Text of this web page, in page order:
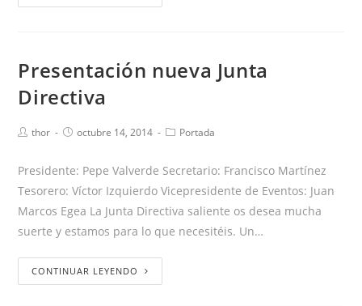
Presentación nueva Junta
Directiva
thor octubre 14, 2014 Portada
Presidente: Pepe Valverde Secretario: Francisco Martínez
Tesorero: Víctor Izquierdo Vicepresidente de Eventos: Juan
Marcos Egea La Junta Directiva saliente os desea mucha
suerte y estamos para lo que necesitéis. Un…
CONTINUAR LEYENDO